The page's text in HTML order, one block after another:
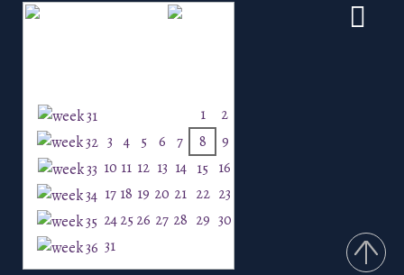
1
2
3 4 5 6 7 8
9
10 11 12 13 14 15 16
17 18 19 20 21 22 23
24 25 26 27 28 29 30
31